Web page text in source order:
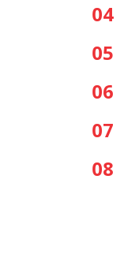
04
05
06
07
08